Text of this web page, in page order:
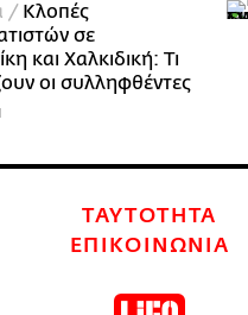
/ Κλοπές
σε
και Χαλκιδική: Τι
οι συλληφθέντες
ΤΑΥΤΟΤΗΤΑ
ΕΠΙΚΟΙΝΩΝΙΑ